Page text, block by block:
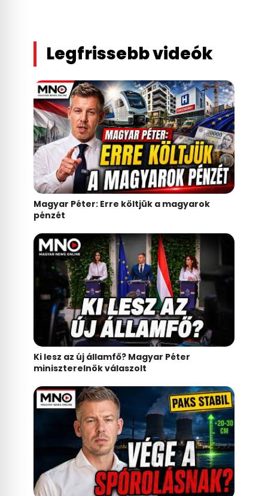
Legfrissebb videók
Magyar Péter: Erre költjük a magyarok
pénzét
Ki lesz az új államfő? Magyar Péter
miniszterelnök válaszolt